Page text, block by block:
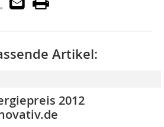
Artikel:
2012